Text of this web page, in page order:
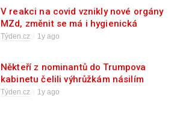
V reakci na covid vznikly nové orgány
MZd, změnit se má i hygienická
služba
Týden.cz 1y ago
Někteří z nominantů do Trumpova
kabinetu čelili výhrůžkám násilím
Týden.cz 1y ago